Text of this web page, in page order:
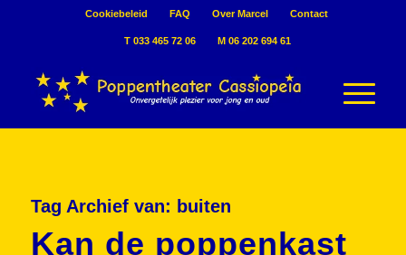
Cookiebeleid FAQ Over Marcel Contact
T 033 465 72 06 M 06 202 694 61
Tag Archief van: buiten
Kan de poppenkast